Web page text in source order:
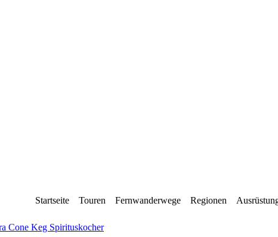
Startseite Touren Fernwanderwege Regionen